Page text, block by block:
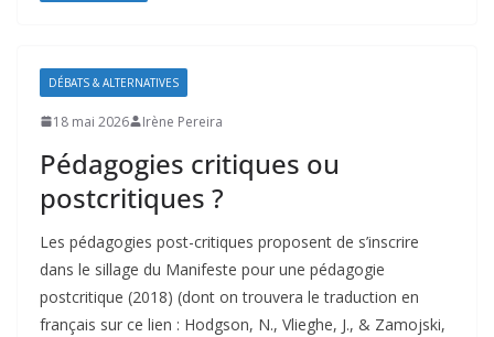
DÉBATS & ALTERNATIVES
18 mai 2026 Irène Pereira
Pédagogies critiques ou
postcritiques ?
Les pédagogies post-critiques proposent de s’inscrire
dans le sillage du Manifeste pour une pédagogie
postcritique (2018) (dont on trouvera le traduction en
français sur ce lien : Hodgson, N., Vlieghe, J., & Zamojski,